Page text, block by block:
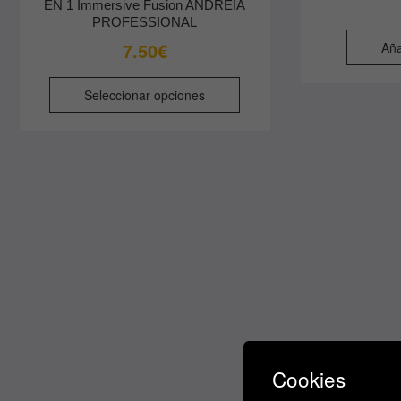
EN 1 Immersive Fusion ANDREIA
PROFESSIONAL
7.50€
Seleccionar opciones
Este
página
productoCookies